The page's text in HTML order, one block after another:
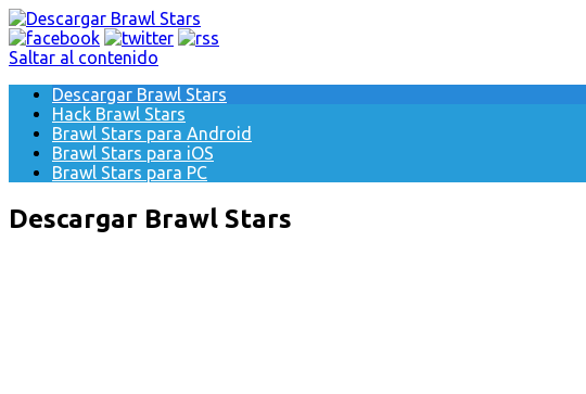
Saltar al contenido
Descargar Brawl Stars
Hack Brawl Stars
Brawl Stars para Android
Brawl Stars para iOS
Brawl Stars para PC
Descargar Brawl Stars